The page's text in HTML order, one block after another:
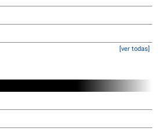
[ver todas]